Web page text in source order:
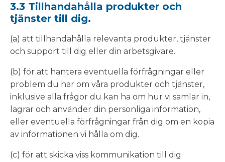
3.3 Tillhandahålla produkter och
tjänster till dig.
(a) att tillhandahålla relevanta produkter, tjänster
och support till dig eller din arbetsgivare.
(b) för att hantera eventuella förfrågningar eller
problem du har om våra produkter och tjänster,
inklusive alla frågor du kan ha om hur vi samlar in,
lagrar och använder din personliga information,
eller eventuella förfrågningar från dig om en kopia
av informationen vi hålla om dig.
(c) för att skicka viss kommunikation till dig